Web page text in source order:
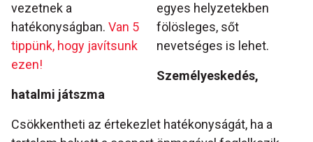
vezetnek a
hatékonyságban. Van 5
tippünk, hogy javítsunk
ezen!
egyes helyzetekben
fölösleges, sőt
nevetséges is lehet.
Személyeskedés,
hatalmi játszma
Csökkentheti az értekezlet hatékonyságát, ha a